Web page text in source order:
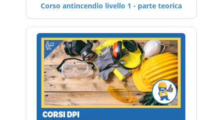
Corso antincendio livello 1 - parte teorica